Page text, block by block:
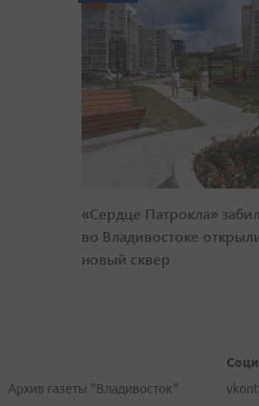
«Сердце Патрокла»
во Владивостоке
новый сквер
Архив газеты "Владивосток"